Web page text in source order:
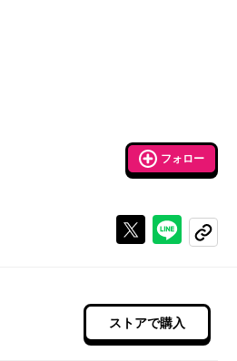
フォロー
Xで投稿する
ライン
コピーす
ストアで購入